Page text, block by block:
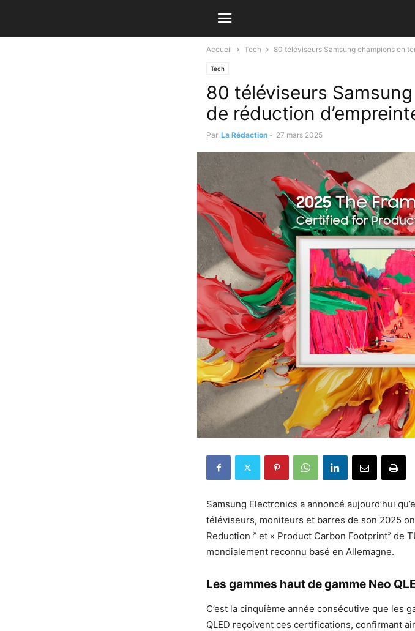
Accueil Tech 80 téléviseurs Samsung champions en
Tech
80 téléviseurs
de réduction
Par La Rédaction - 27 mars 2025
Samsung Electronics a annoncé aujourd’hui
téléviseurs, moniteurs et barres de son 2025
Reduction » et « Product Carbon Footprint» de
mondialement reconnu basé en Allemagne.
Les gammes haut de gamme Neo
C’est la cinquième année consécutive que les
QLED reçoivent ces certifications, confirmant